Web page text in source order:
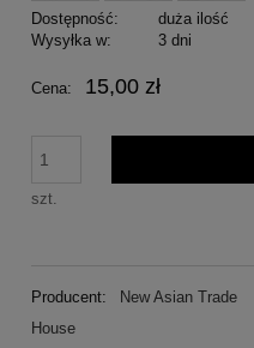
Dostępność:
duża ilość
Wysyłka w:
3 dni
Cena: 15,00 zł
szt.
Producent:
New Asian Trade
House